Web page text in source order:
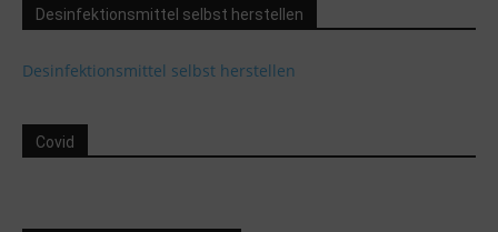
Desinfektionsmittel selbst herstellen
Desinfektionsmittel selbst herstellen
Covid